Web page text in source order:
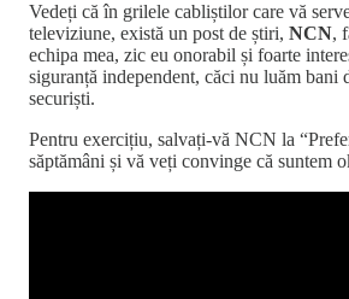
Vedeți că în grilele cabliștilor care vă
televiziune, există un post de știri, NCN,
echipa mea, zic eu onorabil și foarte
siguranță independent, căci nu luăm bani
securiști.
Pentru exercițiu, salvați-vă NCN la
săptămâni și vă veți convinge că suntem